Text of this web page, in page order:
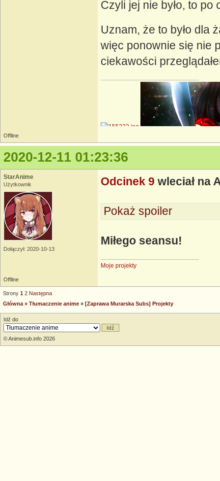
Czyli jej nie było, to
Uznam, że to było dla
więc ponownie się nie
ciekawości
Offline
2020-12-11 01:23:36
StarAnime
Użytkownik
Dołączył: 2020-10-13
Odcinek 9 wleciał na
Pokaż spoiler
Miłego seansu!
Moje projekty
Offline
Strony 1 2 Następna
Główna » Tłumaczenie anime » [Zaprawa Murarska Subs] Projekty
Idź do
© Animesub.info 2026